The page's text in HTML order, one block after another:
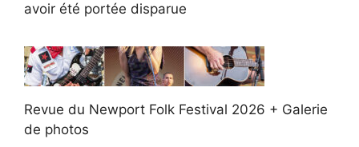
avoir été portée disparue
Revue du Newport Folk Festival 2026 + Galerie
de photos